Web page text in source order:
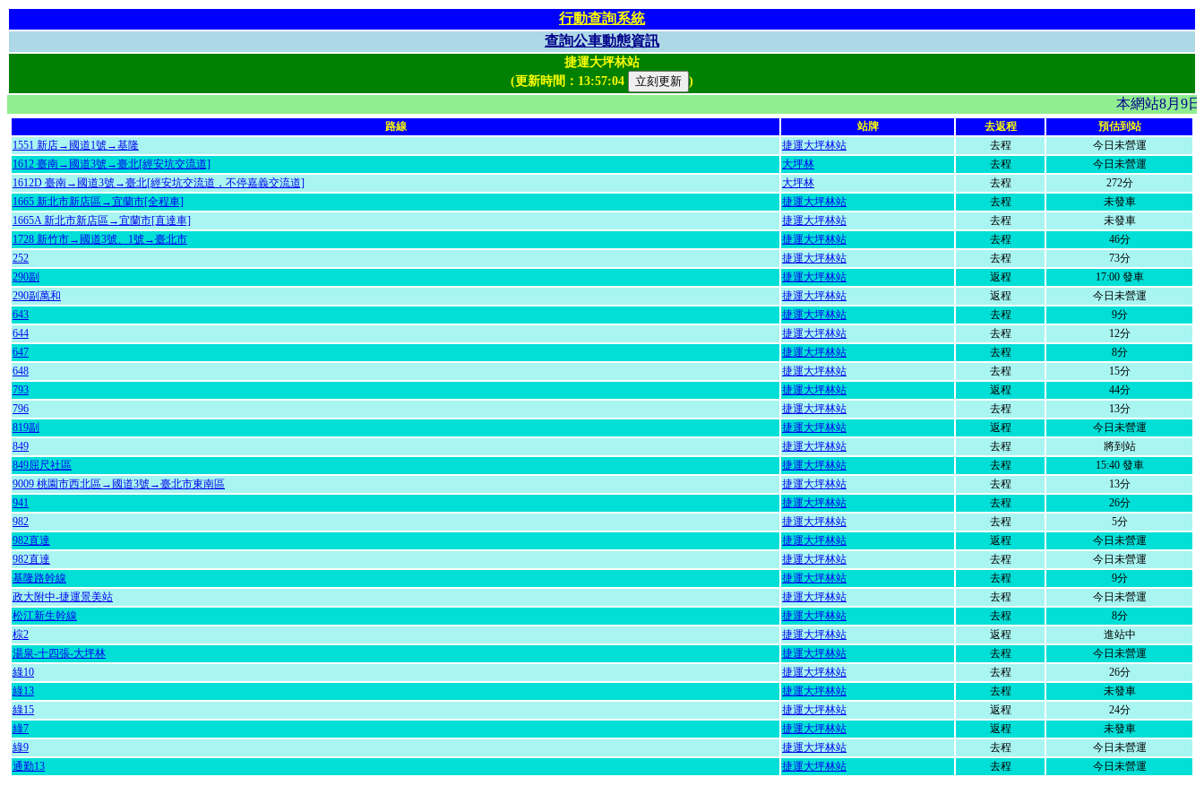
行動查詢系統
查詢公車動態資訊
捷運大坪林站
(更新時間： 13:57:04 )
本網站8月9
路線 站牌 去返程
預估到站
1551 新店→國道1號→基隆
捷運大坪林站 去程
今日未營運
1612 臺南→國道3號→臺北[經安坑交流道]
大坪林 去程
今日未營運
1612D 臺南→國道3號→臺北[經安坑交流道，不停嘉義交流道]
大坪林 去程
272分
1665 新北市新店區→宜蘭市[全程車]
捷運大坪林站 去程
未發車
1665A 新北市新店區→宜蘭市[直達車]
捷運大坪林站 去程
未發車
1728 新竹市→國道3號、1號→臺北市
捷運大坪林站 去程
46分
252
捷運大坪林站 去程
73分
290副
捷運大坪林站 返程
17:00 發車
290副萬和
捷運大坪林站 返程
今日未營運
643
捷運大坪林站 去程
9分
644
捷運大坪林站 去程
12分
647
捷運大坪林站 去程
8分
648
捷運大坪林站 去程
15分
793
捷運大坪林站 返程
44分
796
捷運大坪林站 去程
13分
819副
捷運大坪林站 返程
今日未營運
849
捷運大坪林站 去程
將到站
849屈尺社區
捷運大坪林站 去程
15:40 發車
9009 桃園市西北區→國道3號→臺北市東南區
捷運大坪林站 去程
13分
941
捷運大坪林站 去程
26分
982
捷運大坪林站 去程
5分
982直達
捷運大坪林站 返程
今日未營運
982直達
捷運大坪林站 去程
今日未營運
基隆路幹線
捷運大坪林站 去程
9分
政大附中-捷運景美站
捷運大坪林站 去程
今日未營運
松江新生幹線
捷運大坪林站 去程
8分
棕2
捷運大坪林站 返程
進站中
湯泉-十四張-大坪林
捷運大坪林站 去程
今日未營運
綠10
捷運大坪林站 去程
26分
綠13
捷運大坪林站 去程
未發車
綠15
捷運大坪林站 返程
24分
綠7
捷運大坪林站 返程
未發車
綠9
捷運大坪林站 去程
今日未營運
通勤13
捷運大坪林站 去程 今日未營運